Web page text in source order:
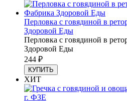
Перловка с говядиной в
Здоровой Еды
Перловка с говядиной в
Здоровой Еды
244 ₽
КУПИТЬ
ХИТ